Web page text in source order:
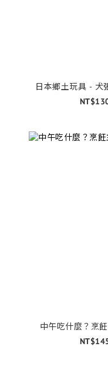
日本鄉土玩具 - 犬
中午吃什麼？烹